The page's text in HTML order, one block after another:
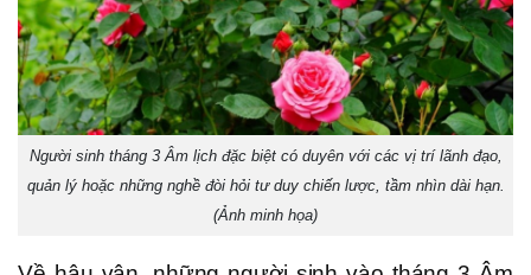
Người sinh tháng 3 Âm lịch đặc biệt có duyên với các vị trí lãnh đạo,
quản lý hoặc những nghề đòi hỏi tư duy chiến lược, tầm nhìn dài hạn.
(Ảnh minh họa)